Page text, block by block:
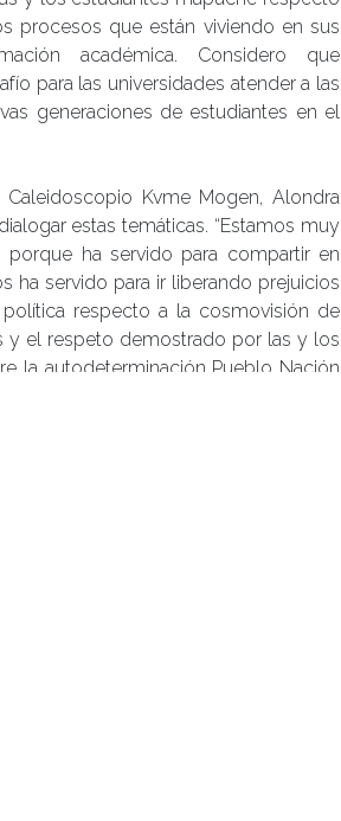
procesos que están viviendo en sus
académica. Considero que
para las universidades atender a las
generaciones de estudiantes en el
Kvme Mogen, Alondra
estas temáticas. “Estamos muy
ha servido para compartir en
ha servido para ir liberando prejuicios
respecto a la cosmovisión de
y el respeto demostrado por las y los
la autodeterminación Pueblo Nación